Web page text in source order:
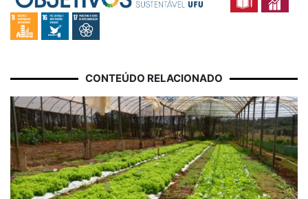
CONTEÚDO RELACIONADO